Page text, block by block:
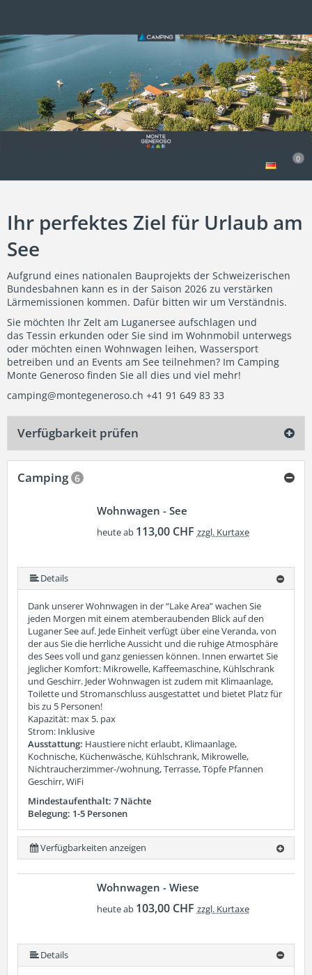
0
Ihr perfektes Ziel für Urlaub am
See
Aufgrund eines nationalen Bauprojekts der Schweizerischen
Bundesbahnen kann es in der Saison 2026 zu verstärken
Lärmemissionen kommen. Dafür bitten wir um Verständnis.
Sie möchten Ihr Zelt am Luganersee aufschlagen und
das Tessin erkunden oder Sie sind im Wohnmobil unterwegs
oder möchten einen Wohnwagen leihen, Wassersport
betreiben und an Events am See teilnehmen? Im Camping
Monte Generoso finden Sie all dies und viel mehr!
camping@montegeneroso.ch +41 91 649 83 33
Verfügbarkeit prüfen
Camping 6
Wohnwagen - See
heute ab 113,00 CHF zzgl. Kurtaxe
Details
Dank unserer Wohnwagen in der “Lake Area” wachen Sie
jeden Morgen mit einem atemberaubenden Blick auf den
Luganer See auf. Jede Einheit verfügt über eine Veranda, von
der aus Sie die herrliche Aussicht und die ruhige Atmosphäre
des Sees voll und ganz geniessen können. Innen erwartet Sie
jeglicher Komfort: Mikrowelle, Kaffeemaschine, Kühlschrank
und Geschirr. Jeder Wohnwagen ist zudem mit Klimaanlage,
Toilette und Stromanschluss ausgestattet und bietet Platz für
bis zu 5 Personen!
Kapazität: max 5. pax
Strom: Inklusive
Ausstattung: Haustiere nicht erlaubt, Klimaanlage,
Kochnische, Küchenwäsche, Kühlschrank, Mikrowelle,
Nichtraucherzimmer-/wohnung, Terrasse, Töpfe Pfannen
Geschirr, WiFi
Mindestaufenthalt: 7 Nächte
Belegung: 1-5 Personen
Verfügbarkeiten anzeigen
Wohnwagen - Wiese
heute ab 103,00 CHF zzgl. Kurtaxe
Details